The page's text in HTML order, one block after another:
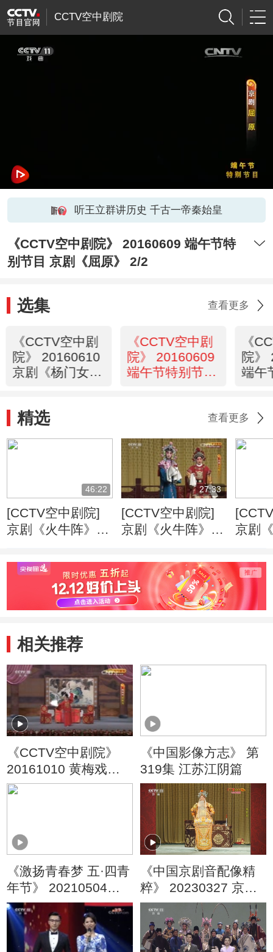
CCTV空中剧院
听王立群讲历史 千古一帝秦始皇
《CCTV空中剧院》 20160609 端午节特
别节目 京剧《屈原》 2/2
选集 查看更多
《CCTV空中剧
院》 20160610
京剧《杨门女
《CCTV空中剧
院》 20160609
端午节特别节目
《
院》
端午
精选 查看更多
46:22
[CCTV空中剧院]
京剧《火牛阵》第
27:33
[CCTV空中剧院]
京剧《火牛阵》第
京剧
相关推荐
《CCTV空中剧院》
20161010 黄梅戏
《女驸马》 1/2
《中国影像方志》 第
319集 江苏江阴篇
《激扬青春梦 五·四青
年节》 20210504
2021五四青年节京剧
演唱会
《中国京剧音配像精
粹》 20230327 京剧
《杨家将》